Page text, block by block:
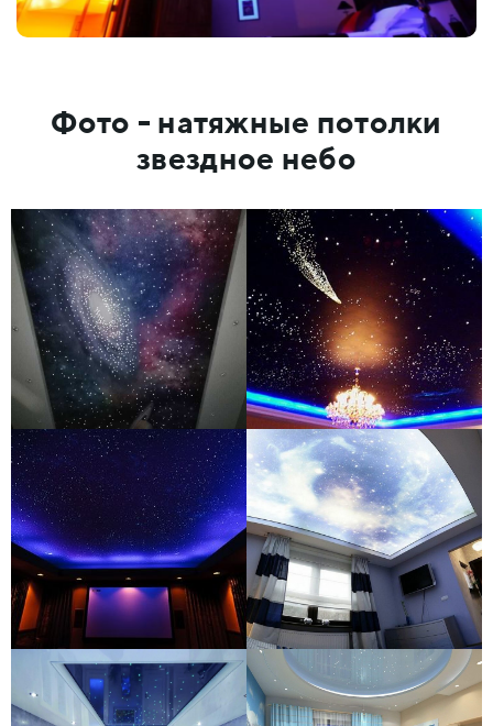
Фото - натяжные потолки
звездное небо